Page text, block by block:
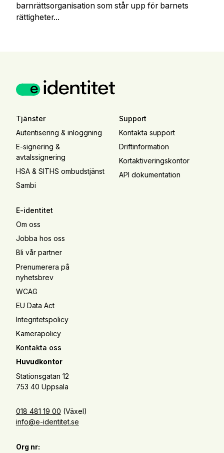
barnrättsorganisation som står upp för barnets
rättigheter...
Tjänster
Autentisering & inloggning
E-signering &
avtalssignering
HSA & SITHS ombudstjänst
Sambi
Support
Kontakta support
Driftinformation
Kortaktiveringskontor
API dokumentation
E-identitet
Om oss
Jobba hos oss
Bli vår partner
Prenumerera på
nyhetsbrev
WCAG
EU Data Act
Integritetspolicy
Kamerapolicy
Kontakta oss
Huvudkontor
Stationsgatan 12
753 40 Uppsala
018 481 19 00 (Växel)
info@e-identitet.se
Org nr: